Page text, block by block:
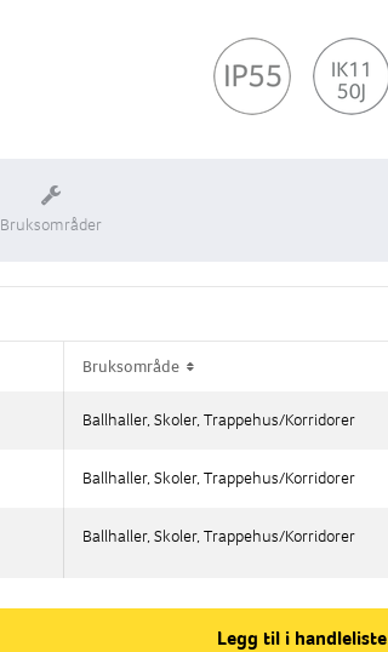
Bruksområder
Bruksområde
Ballhaller, Skoler, Trappehus/Korridorer
Ballhaller, Skoler, Trappehus/Korridorer
Ballhaller, Skoler, Trappehus/Korridorer
Bruksområde
Ballhaller, Skoler, Trappehus/Korridorer
Ballhaller, Skoler, Trappehus/Korridorer
Ballhaller, Skoler, Trappehus/Korridorer
Legg til i handleliste